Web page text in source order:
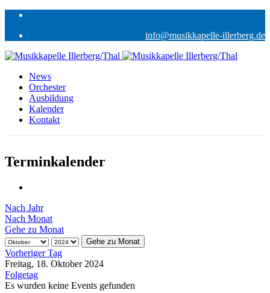
info@musikkapelle-illerberg.de
News
Orchester
Ausbildung
Kalender
Kontakt
Terminkalender
Nach Jahr
Nach Monat
Gehe zu Monat
Gehe zu Monat
Vorheriger Tag
Freitag, 18. Oktober 2024
Folgetag
Es wurden keine Events gefunden